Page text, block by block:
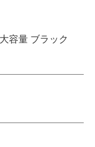
容量 ブラック